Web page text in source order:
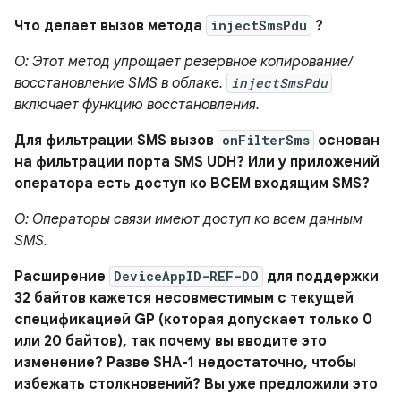
Что делает вызов метода
injectSmsPdu ?
О: Этот метод упрощает резервное копирование/
восстановление SMS в облаке. injectSmsPdu
включает функцию восстановления.
Для фильтрации SMS вызов onFilterSms основан
на фильтрации порта SMS UDH? Или у приложений
оператора есть доступ ко ВСЕМ входящим SMS?
О: Операторы связи имеют доступ ко всем данным
SMS.
Расширение DeviceAppID-REF-DO для поддержки
32 байтов кажется несовместимым с текущей
спецификацией GP (которая допускает только 0
или 20 байтов), так почему вы вводите это
изменение? Разве SHA-1 недостаточно, чтобы
избежать столкновений? Вы уже предложили это